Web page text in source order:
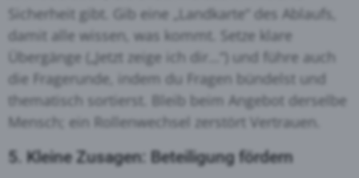
Sicherheit gibt. Gib eine „Landkarte“ des Ablaufs,
damit alle wissen, was kommt. Setze klare
Übergänge („Jetzt zeige ich dir…“) und führe auch
die Fragerunde, indem du Fragen bündelst und
thematisch sortierst. Bleib beim Angebot derselbe
Mensch; ein Rollenwechsel zerstört Vertrauen.
5. Kleine Zusagen: Beteiligung fördern